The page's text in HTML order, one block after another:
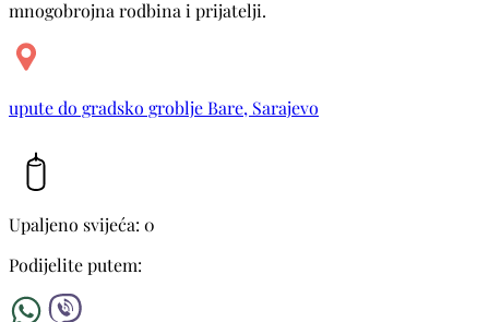
mnogobrojna rodbina i prijatelji.
upute do gradsko groblje Bare, Sarajevo
Upaljeno svijeća: 0
Podijelite putem: